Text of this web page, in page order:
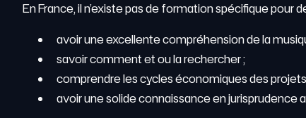
En France, il n’existe pas de formation spécifique pour
avoir une excellente compréhension de la
savoir comment et ou la rechercher ;
comprendre les cycles économiques des
avoir une solide connaissance en jurisprudence